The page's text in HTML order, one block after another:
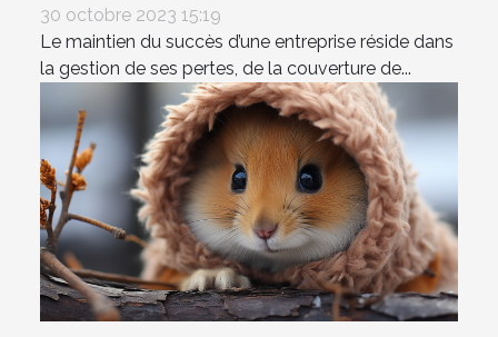
30 octobre 2023 15:19
Le maintien du succès d’une entreprise réside dans
la gestion de ses pertes, de la couverture de...